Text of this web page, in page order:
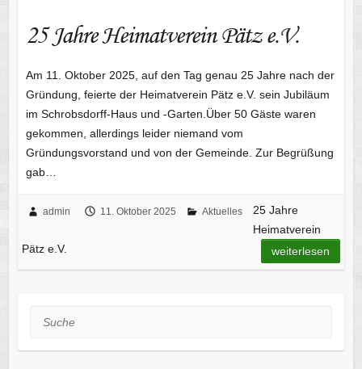
25 Jahre Heimatverein Pätz e.V.
Am 11. Oktober 2025, auf den Tag genau 25 Jahre nach der
Gründung, feierte der Heimatverein Pätz e.V. sein Jubiläum
im Schrobsdorff-Haus und -Garten.Über 50 Gäste waren
gekommen, allerdings leider niemand vom
Gründungsvorstand und von der Gemeinde. Zur Begrüßung
gab…
admin 11. Oktober 2025 Aktuelles
25 Jahre
Heimatverein
Pätz e.V.
weiterlesen
Suche